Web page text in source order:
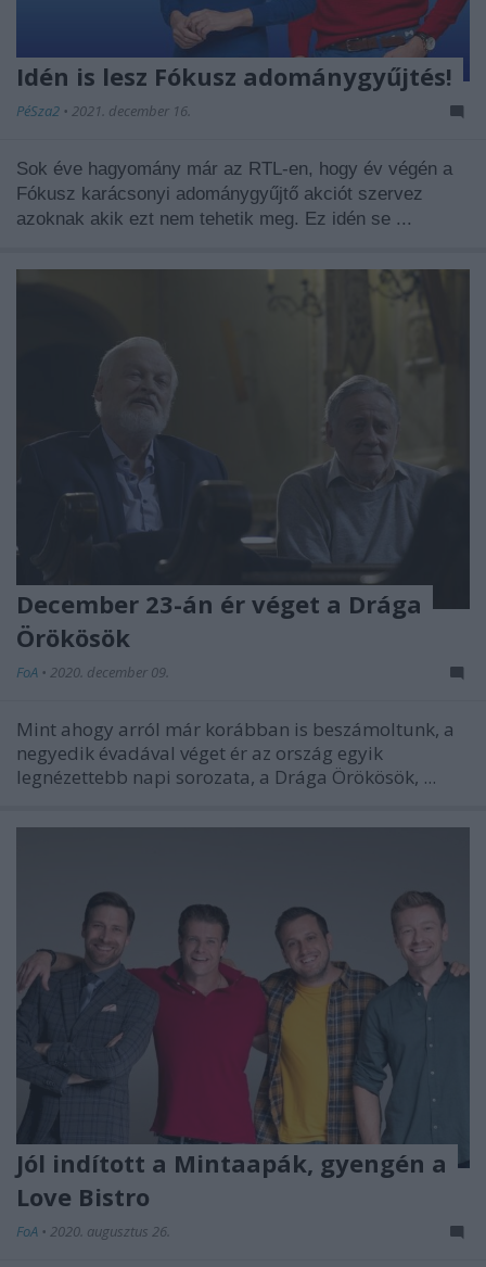
Idén is lesz Fókusz adománygyűjtés!
PéSza2 • 2021. december 16.
Sok éve hagyomány már az RTL-en, hogy év végén a
Fókusz karácsonyi adománygyűjtő akciót szervez
azoknak akik ezt nem tehetik meg. Ez idén se ...
December 23-án ér véget a Drága
Örökösök
FoA • 2020. december 09.
Mint ahogy arról már korábban is beszámoltunk, a
negyedik évadával véget ér az ország egyik
legnézettebb napi sorozata, a Drága Örökösök, ...
Jól indított a Mintaapák, gyengén a
Love Bistro
FoA • 2020. augusztus 26.